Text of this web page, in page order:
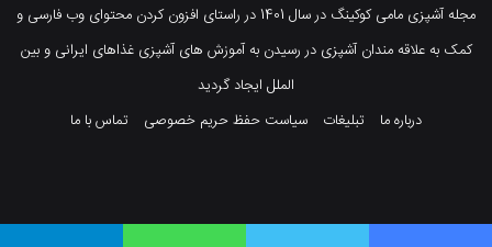
مجله آشپزی مامی کوکینگ در سال 1401 در راستای افزون کردن محتوای وب فارسی و
کمک به علاقه مندان آشپزی در رسیدن به آموزش های آشپزی غذاهای ایرانی و بین
الملل ایجاد گردید
درباره ما
تبلیغات سیاست حفظ حریم خصوصی تماس با ما